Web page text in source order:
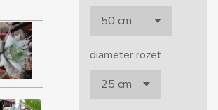
diameter rozet